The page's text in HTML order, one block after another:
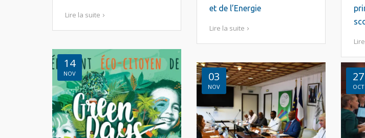
Lire la suite
et de l’Energie
Lire la suite
14
NOV 03
NOV
27
OCT